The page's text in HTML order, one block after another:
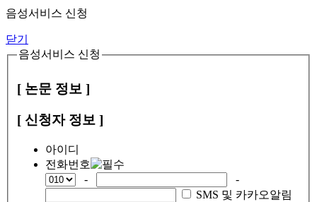
음성서비스 신청
닫기
음성서비스 신청
[ 논문 정보 ]
[ 신청자 정보 ]
아이디
전화번호
-
-
SMS 및 카카오알림